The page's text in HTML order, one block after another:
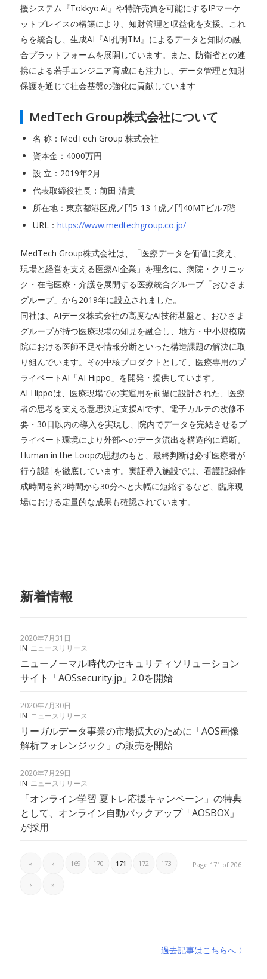
援システム『Tokkyo.Ai』や特許売買を可能にするIPマーケ
ットプレイスの構築により、知財管理と収益化を支援。これ
らを統合し、生成AI『AI孔明TM』によるデータと知財の融
合プラットフォームを展開しています。また、防衛省との連
携による若手エンジニア育成にも注力し、データ管理と知財
保護を通じて社会基盤の強化に貢献しています
MedTech Group株式会社について
名 称：MedTech Group 株式会社
資本金：4000万円
設 立：2019年2月
代表取締役社長：前田 清貴
所在地：東京都港区虎ノ門5-13-1虎ノ門40MTビル7階
URL： https://www.medtechgroup.co.jp/
MedTech Group株式会社は、「医療データを価値に変え、
現場と経営を支える医療AI企業」を理念に、病院・クリニッ
ク・在宅医療・介護を展開する医療統合グループ「おひさま
グループ」から2019年に設立されました。
同社は、AIデータ株式会社の高度なAI技術基盤と、おひさま
グループが持つ医療現場の知見を融合し、地方・中小規模病
院における医師不足や情報分断といった構造課題の解決に取
り組んでいます。その中核プロダクトとして、医療専用のプ
ライベートAI「AI Hippo」を開発・提供しています。
AI Hippoは、医療現場での実運用を前提に設計された、医療
者の思考を支える意思決定支援AIです。電子カルテの改修不
要・30日以内の導入を実現し、院内でデータを完結させるプ
ライベート環境により外部へのデータ流出を構造的に遮断。
Human in the Loopの思想のもと、最終判断は必ず医療者が
行う設計を徹底しています。実証導入施設では、看護記録作
成時間を約2時間から30分へと大幅に短縮するなど、臨床現
場における定量的な成果も確認されています。
新着情報
2020年7月31日
IN ニュースリリース
ニューノーマル時代のセキュリティソリューション
サイト「AOSsecurity.jp」2.0を開始
2020年7月30日
IN ニュースリリース
リーガルデータ事業の市場拡大のために「AOS画像
解析フォレンジック」の販売を開始
2020年7月29日
IN ニュースリリース
「オンライン学習 夏トレ応援キャンペーン」の特典
として、オンライン自動バックアップ「AOSBOX」
が採用
Page 171 of 206
« ‹ 169 170 171 172 173
› »
過去記事はこちらへ 〉